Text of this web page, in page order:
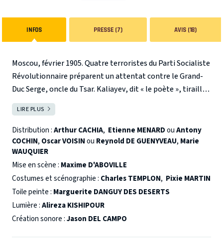
INFOS PRESSE (7) AVIS (18)
Moscou, février 1905. Quatre terroristes du Parti Socialiste
Révolutionnaire préparent un attentat contre le Grand-
Duc Serge, oncle du Tsar. Kaliayev, dit « le poète », tiraillé
entre sa soif de justice et son respect de la vie, est chargé
de lancer la bombe. Surgit un évènement inattendu qui
menace de faire échouer l’attentat et qui provoque au sein
du groupe un séisme existentiel… Une œuvre phare du
théâtred’Albert Camus.
LIRE PLUS
Distribution :Arthur CACHIA, Etienne MENARDouAntony
COCHIN, Oscar VOISINou Reynold DE GUENYVEAU, Marie
WAUQUIER
Mise en scène : Maxime D'ABOVILLE
Costumes et scénographie : Charles TEMPLON, Pixie MARTIN
Toile peinte : Marguerite DANGUY DES DESERTS
Lumière :Alireza KISHIPOUR
Création sonore :Jason DEL CAMPO